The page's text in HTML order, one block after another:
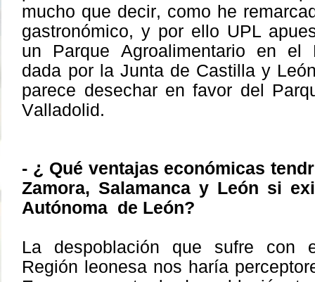
mucho que decir, como he
gastronómico, y por ello UPL
un Parque Agroalimentario en el
dada por la Junta de Castilla y
parece desechar en favor del
Valladolid.
- ¿ Qué ventajas económicas
Zamora, Salamanca y León si
Autónoma de León?
La despoblación que sufre con
Región leonesa nos haría